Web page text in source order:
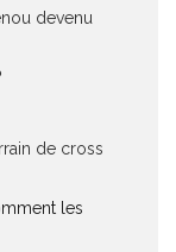
devenu
de cross
les